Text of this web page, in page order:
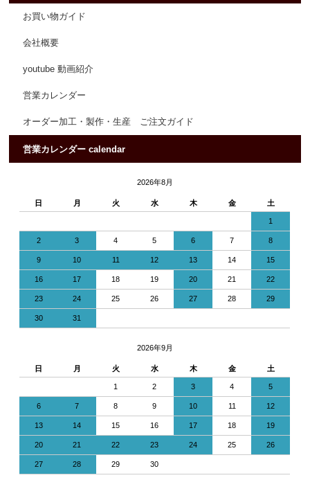
お買い物ガイド
会社概要
youtube 動画紹介
営業カレンダー
オーダー加工・製作・生産 ご注文ガイド
営業カレンダー calendar
2026年8月
日 月 火 水 木 金 土
1
2 3 4 5 6 7 8
9 10 11 12 13 14 15
16 17 18 19 20 21 22
23 24 25 26 27 28 29
30 31
2026年9月
日 月 火 水 木 金 土
1 2 3 4 5
6 7 8 9 10 11 12
13 14 15 16 17 18 19
20 21 22 23 24 25 26
27 28 29 30